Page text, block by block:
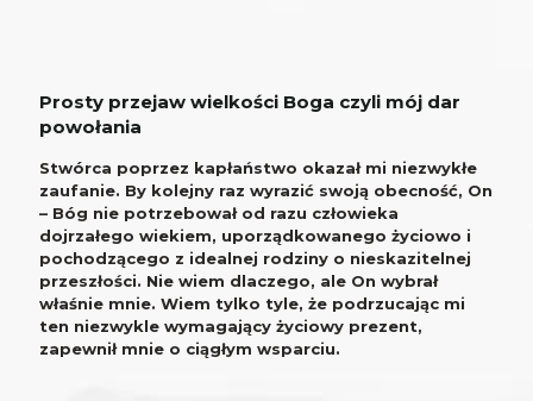
Prosty przejaw wielkości Boga czyli mój dar
powołania
Stwórca poprzez kapłaństwo okazał mi niezwykłe
zaufanie. By kolejny raz wyrazić swoją obecność, On
– Bóg nie potrzebował od razu człowieka
dojrzałego wiekiem, uporządkowanego życiowo i
pochodzącego z idealnej rodziny o nieskazitelnej
przeszłości. Nie wiem dlaczego, ale On wybrał
właśnie mnie. Wiem tylko tyle, że podrzucając mi
ten niezwykle wymagający życiowy prezent,
zapewnił mnie o ciągłym wsparciu.